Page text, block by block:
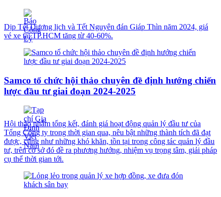
Dịp Tết Dương lịch và Tết Nguyên đán Giáp Thìn năm 2024, giá
vé xe tại TP.HCM tăng từ 40-60%.
Samco tổ chức hội thảo chuyên đề định hướng chiến
lược đầu tư giai đoạn 2024-2025
Hội thảo nhằm tổng kết, đánh giá hoạt động quản lý đầu tư của
Tổng Công ty trong thời gian qua, nêu bật những thành tích đã đạt
được, cũng như những khó khăn, tồn tại trong công tác quản lý đầu
tư, trên cơ sở đó đề ra phương hướng, nhiệm vụ trọng tâm, giải pháp
cụ thể thời gian tới.